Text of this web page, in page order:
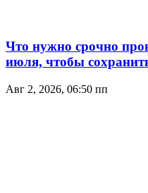
Что нужно срочно
июля, чтобы
Авг 2, 2026, 06:50 пп